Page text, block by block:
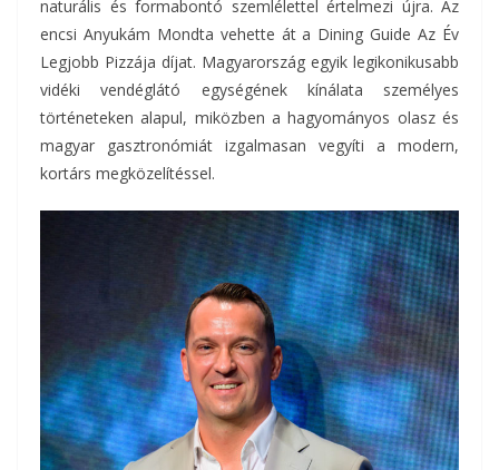
naturális és formabontó szemlélettel értelmezi újra. Az
encsi Anyukám Mondta vehette át a Dining Guide Az Év
Legjobb Pizzája díjat. Magyarország egyik legikonikusabb
vidéki vendéglátó egységének kínálata személyes
történeteken alapul, miközben a hagyományos olasz és
magyar gasztronómiát izgalmasan vegyíti a modern,
kortárs megközelítéssel.